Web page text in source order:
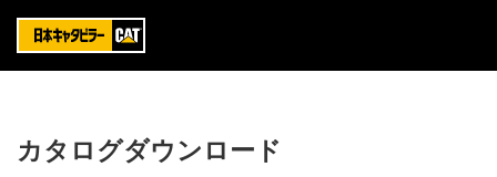
カタログダウンロード